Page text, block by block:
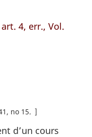
4, err., Vol.
no 15 ]
d’un cours